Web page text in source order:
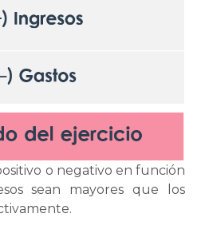
o negativo en función
sean mayores que los